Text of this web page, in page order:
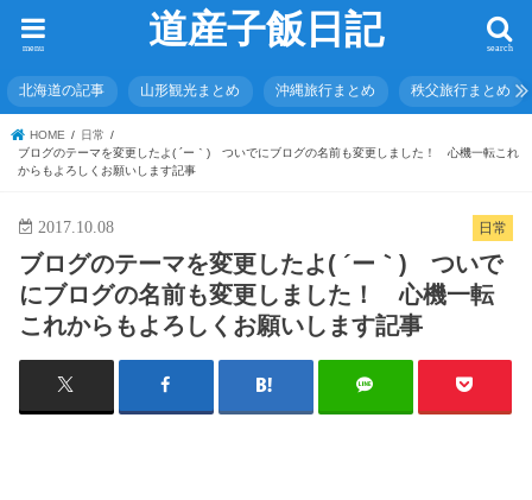
道産子飯日記 search
menu
北海道の記事 山形観光まとめ 沖縄旅行まとめ 秩父旅行まとめ
HOME
日常
ブログのテーマを変更したよ( ´ー｀) ついでにブログの名前も変更しました！ 心機一転これ
からもよろしくお願いします記事
日常
2017.10.08
ブログのテーマを変更したよ( ´ー｀) ついで
にブログの名前も変更しました！ 心機一転
これからもよろしくお願いします記事